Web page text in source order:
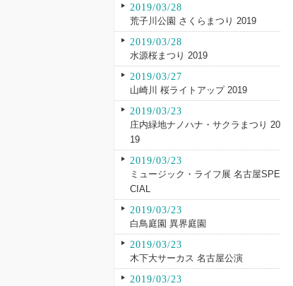
2019/03/28
荒子川公園 さくらまつり 2019
2019/03/28
水源桜まつり 2019
2019/03/27
山崎川 桜ライトアップ 2019
2019/03/23
庄内緑地ナノハナ・サクラまつり 20
19
2019/03/23
ミュージック・ライフ展 名古屋SPE
CIAL
2019/03/23
白鳥庭園 異界庭園
2019/03/23
木下大サーカス 名古屋公演
2019/03/23